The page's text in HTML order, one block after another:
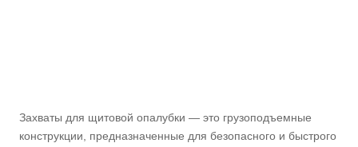
Захваты для щитовой опалубки — это грузоподъемные
конструкции, предназначенные для безопасного и быстрого